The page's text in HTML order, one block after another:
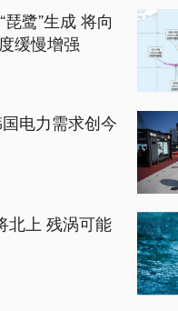
鹭”生成 将向
缓慢增强
电力需求创今
北上 残涡可能